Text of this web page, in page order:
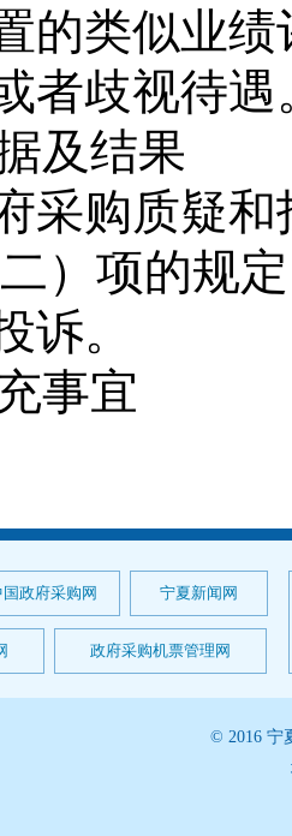
的类似业
者歧视待遇
及结果
采购质疑
）项的规
诉。
事宜
国政府采购网 宁夏新闻网
政府采购机票管理网
© 2016 宁